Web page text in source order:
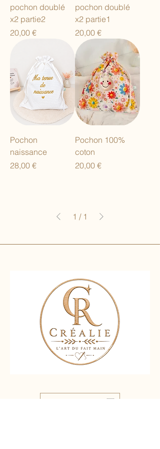
pochon doublé
x2 partie2
Prix
20,00 €
pochon doublé
x2 partie1
Prix
20,00 €
Pochon
naissance
Prix
28,00 €
Pochon 100%
coton
Prix
20,00 €
1 / 1